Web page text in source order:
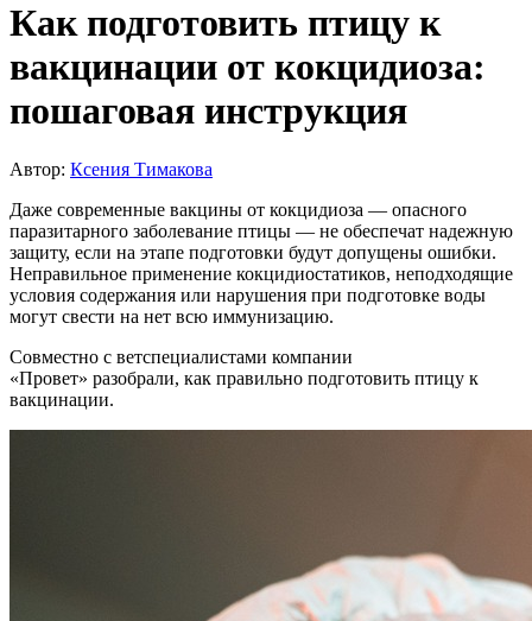
Как подготовить птицу к
вакцинации от кокцидиоза:
пошаговая инструкция
Автор: Ксения Тимакова
Даже современные вакцины от кокцидиоза — опасного
паразитарного заболевание птицы — не обеспечат надежную
защиту, если на этапе подготовки будут допущены ошибки.
Неправильное применение кокцидиостатиков, неподходящие
условия содержания или нарушения при подготовке воды
могут свести на нет всю иммунизацию.
Совместно с ветспециалистами компании
«Провет» разобрали, как правильно подготовить птицу к
вакцинации.